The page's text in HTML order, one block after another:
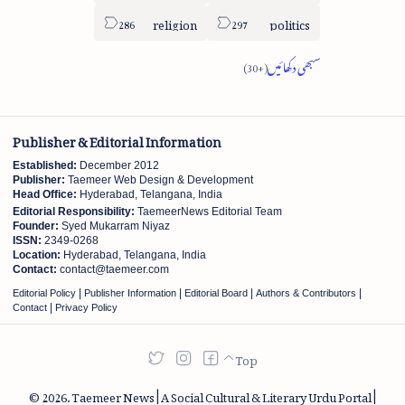
politics
religion
Publisher & Editorial Information
Established: December 2012
Publisher: Taemeer Web Design & Development
Head Office: Hyderabad, Telangana, India
Editorial Responsibility: TaemeerNews Editorial Team
Founder: Syed Mukarram Niyaz
ISSN: 2349-0268
Location: Hyderabad, Telangana, India
Contact: contact@taemeer.com
Editorial Policy Publisher Information Editorial Board Authors & Contributors
Contact Privacy Policy
2026.Taemeer News | A Social Cultural & Literary Urdu Portal |